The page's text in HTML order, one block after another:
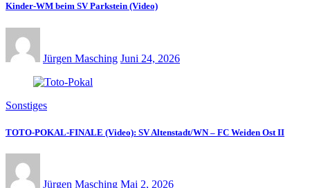
Kinder-WM beim SV Parkstein (Video)
Jürgen Masching Juni 24, 2026
Sonstiges
TOTO-POKAL-FINALE (Video): SV Altenstadt/WN – FC Weiden Ost II
Jürgen Masching Mai 2, 2026